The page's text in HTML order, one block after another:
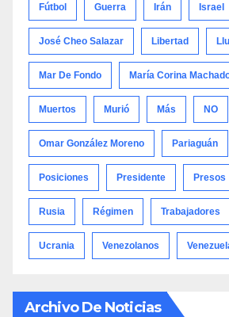
Fútbol Guerra Irán Israel
José Cheo Salazar Libertad
Mar De Fondo María Corina
Muertos Murió Más NO
Omar González Moreno Pariaguán
Posiciones Presidente Presos
Rusia Régimen Trabajadores
Ucrania Venezolanos
Archivo De Noticias